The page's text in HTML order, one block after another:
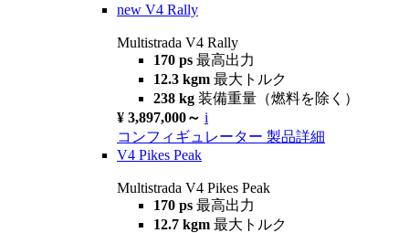
new V4 Rally
Multistrada V4 Rally
170 ps 最高出力
12.3 kgm 最大トルク
238 kg 装備重量（燃料を除く）
¥ 3,897,000～ i
コンフィギュレーター 製品詳細
V4 Pikes Peak
Multistrada V4 Pikes Peak
170 ps 最高出力
12.7 kgm 最大トルク